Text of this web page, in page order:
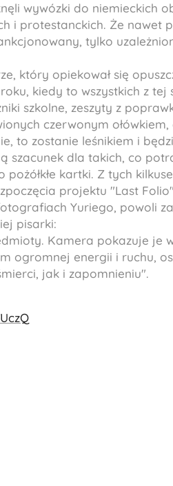
wywózki do niemieckich
i protestanckich. Że nawet
tylko
który opiekował się
kiedy to wszystkich z tej
szkolne, zeszyty z
czerwonym
to zostanie leśnikiem i
szacunek dla takich, co
kartki. Z tych
projektu "Last
Yuriego, powoli
pisarki:
Kamera pokazuje je
ogromnej energii i ruchu,
jak i zapomnieniu".